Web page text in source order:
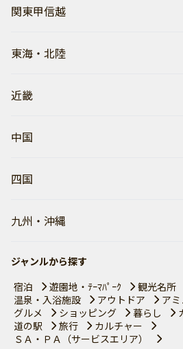
関東甲信越
東海・北陸
近畿
中国
四国
九州・沖縄
ジャンルから探す
宿泊
遊園地・ﾃｰﾏﾊﾟｰｸ 観光名所
温泉・入浴施設
アウトドア
ア
グルメ
ショッピング 暮らし
道の駅
旅行
カルチャー
ＳＡ・ＰＡ（サービスエリア）